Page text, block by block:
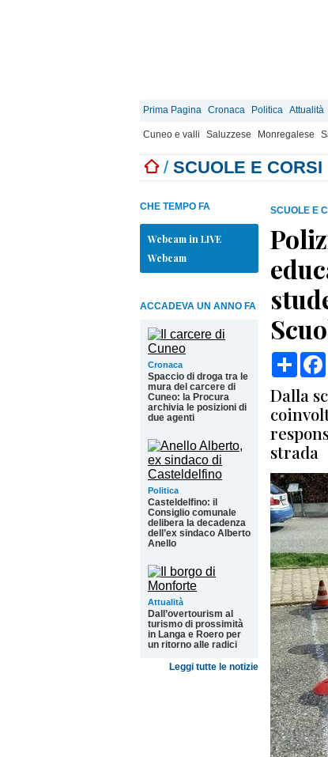
Prima Pagina Cronaca Politica Attualità
Cuneo e valli Saluzzese Monregalese
/ SCUOLE E CORSI
CHE TEMPO FA
Webcam in LIVE
Webcam
ACCADEVA UN ANNO FA
Cronaca
Spaccio di droga tra le
mura del carcere di
Cuneo: la Procura
archivia le posizioni di
due agenti
Politica
Casteldelfino: il
Consiglio comunale
delibera la decadenza
dell’ex sindaco Alberto
Anello
Attualità
Dall’overtourism al
turismo di prossimità
in Langa e Roero per
un ritorno alle radici
Leggi tutte le notizie
SCUOLE E
Dalla
strada